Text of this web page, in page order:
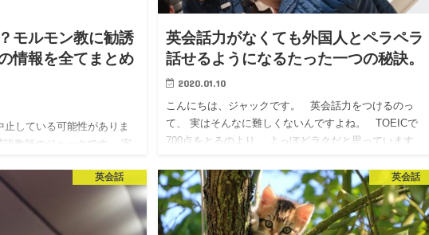
モルモン教に勧誘
情報を全てまとめ
している可能性がありま
教師のジャックです。 実
英会話力がなくても外国人とペラペラ
話せるようになるたった一つの秘訣。
2020.01.10
こんにちは、ジャックです。 英会話力をつけるのっ
て、 実はそんなに難しくないんですよね。 TOEICで
700点をとるのより、 よっぽどラクだと思っています。
英会話 英会話